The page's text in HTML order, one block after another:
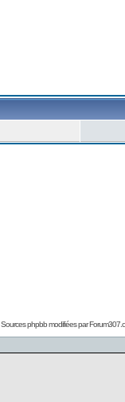
Sources phpbb modifiées par